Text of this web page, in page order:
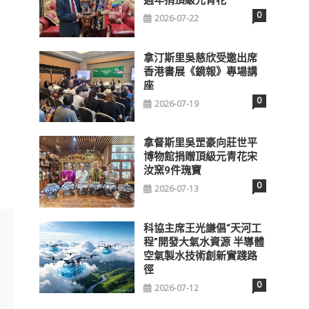
2026-07-22 0
拿汀斯里吳慈欣受邀出席
香港書展《鏡報》專場講
座
2026-07-19 0
拿督斯里吳罡豪向莊世平
博物館捐贈頂級元青花宋
汝窯9件瑰寶
2026-07-13 0
科協主席王光謙倡“天河工
程”開發大氣水資源 半導體
空氣製水技術創新實踐路
徑
2026-07-12 0